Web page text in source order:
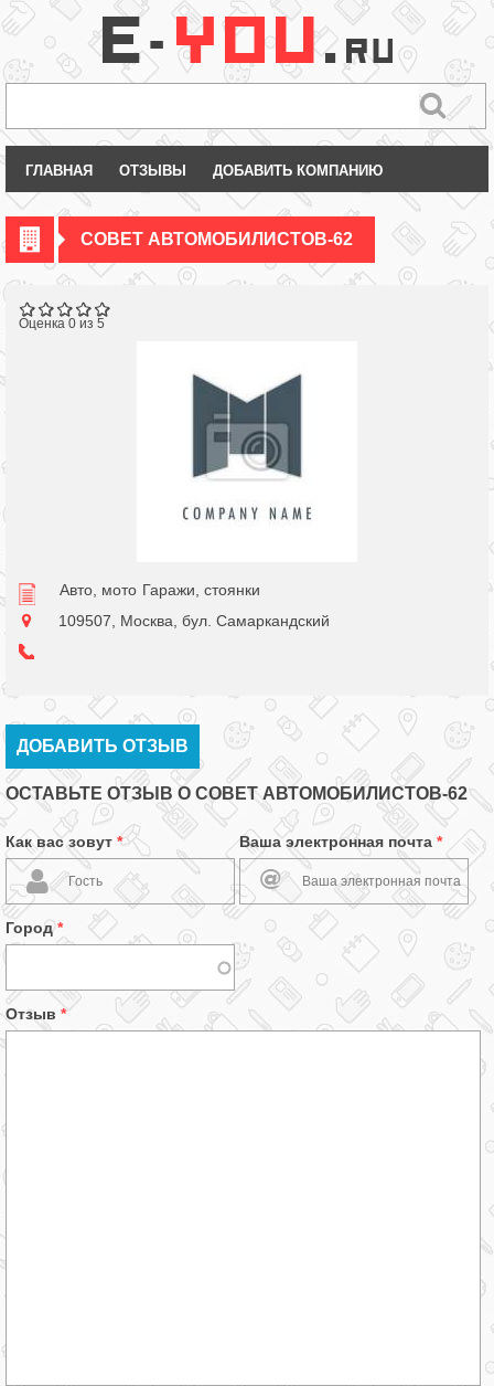
ГЛАВНАЯ ОТЗЫВЫ ДОБАВИТЬ КОМПАНИЮ
СОВЕТ АВТОМОБИЛИСТОВ-62
Оценка 0 из 5
Авто, мото Гаражи, стоянки
109507, Москва, бул. Самаркандский
ДОБАВИТЬ ОТЗЫВ
ОСТАВЬТЕ ОТЗЫВ О СОВЕТ АВТОМОБИЛИСТОВ-62
Как вас зовут * Ваша электронная почта *
Город*
Отзыв *